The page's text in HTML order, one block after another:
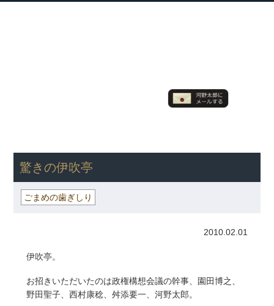
驚きの伊吹亭
ごまめの歯ぎしり
2010.02.01
伊吹亭。
お招きいただいたのは政権構想会議の幹事、園田博之、
野田聖子、西村康稔、舛添要一、河野太郎。